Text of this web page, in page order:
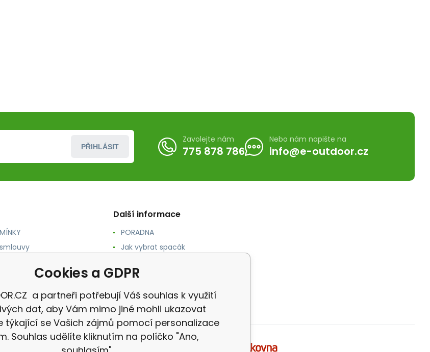
PŘIHLÁSIT
Zavolejte nám
775 878 786
Nebo nám napište na
info@e-outdoor.cz
údajů
Další informace
PORADNA
Jak vybrat spacák
Jak vybrat karimatku
Reklamace
Cookies a GDPR
a partneři potřebují Váš souhlas k využití
dat, aby Vám mimo jiné mohli ukazovat
týkající se Vašich zájmů pomocí personalizace
Souhlas udělíte kliknutím na políčko "Ano,